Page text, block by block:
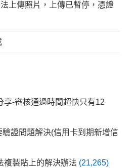
上傳照片，上傳已暫停，憑證
享-審核通過時間超快只有12
證問題解決(信用卡到期新增信
複製貼上的解決辦法 (21,265)